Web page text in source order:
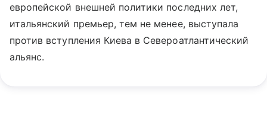
европейской внешней политики последних лет,
итальянский премьер, тем не менее, выступала
против вступления Киева в Североатлантический
альянс.